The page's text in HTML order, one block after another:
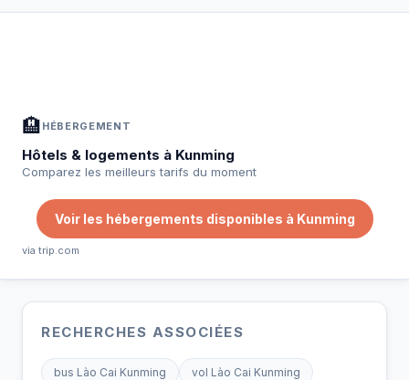
🏨 HÉBERGEMENT
Hôtels & logements à Kunming
Comparez les meilleurs tarifs du moment
Voir les hébergements disponibles à Kunming
via trip.com
RECHERCHES ASSOCIÉES
bus Lào Cai Kunming vol Lào Cai Kunming